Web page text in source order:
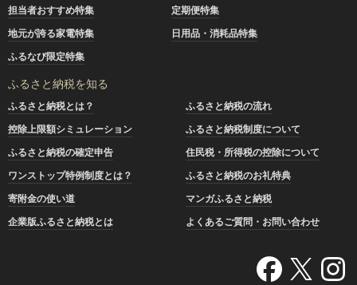
担当者おすすめ特集
定期便特集
地元が誇る家電特集
日用品・消耗品特集
ふるなび限定特集
ふるさと納税を知る
ふるさと納税とは？
ふるさと納税の流れ
控除上限額シミュレーション
ふるさと納税制度について
ふるさと納税の確定申告
住民税・所得税の控除について
ワンストップ特例制度とは？
ふるさと納税のお礼特典
寄附金の使い道
マンガふるさと納税
企業版ふるさと納税とは
よくあるご質問・お問い合わせ